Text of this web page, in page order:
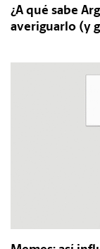
¿A qué sabe
averiguarlo (y